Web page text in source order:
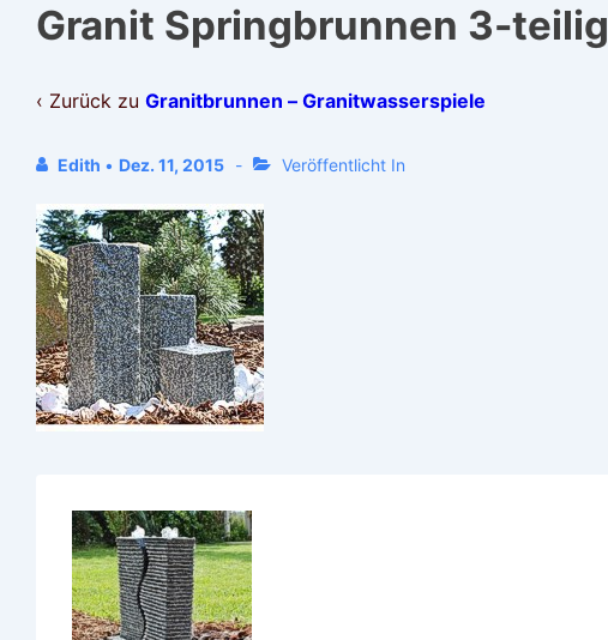
Granit Springbrunnen 3-teilig
‹ Zurück zu Granitbrunnen – Granitwasserspiele
Edith • Dez. 11, 2015 Veröffentlicht In